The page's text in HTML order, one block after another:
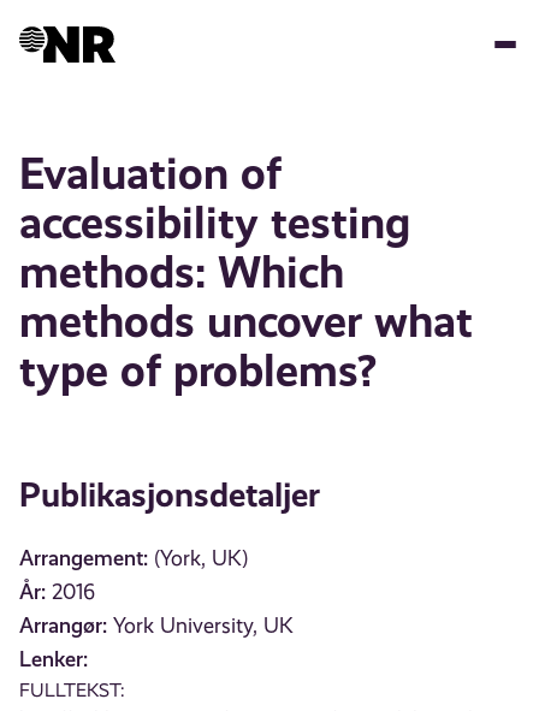
Evaluation of
accessibility testing
methods: Which
methods uncover what
type of problems?
Publikasjonsdetaljer
Arrangement: (York, UK)
År: 2016
Arrangør: York University, UK
Lenker:
FULLTEKST: